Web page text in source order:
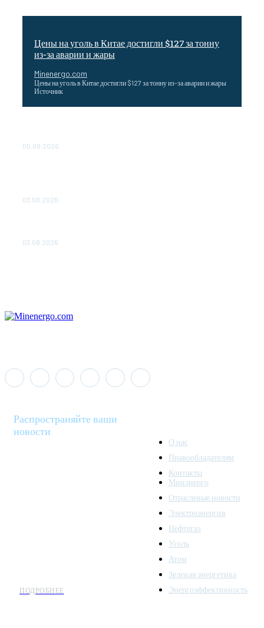
Цены на уголь в Китае достигли $127 за тонну
из-за аварии и жары
Minenergo.com
Цены на уголь в Китае достигли $127 за тонну из-за аварии и жары
Источник
05.08.2026
03.08.2026
03.08.2026
Распространяйте ваши
новости
ПОДРОБНЕЕ
О нас
Правообладателям
Контакты
Минэнерго
Отраслевые новости
Электроэнергия
Нефтегаз
Уголь
Атом
Зеленая энергетика
Энергоэффективность